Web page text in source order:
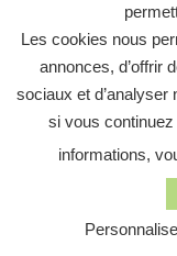
Se pré-inscrire au
Politique de
Les Acteurs du
Les cookies nous
annonces, d’offrir
sociaux et
si vous
informations,